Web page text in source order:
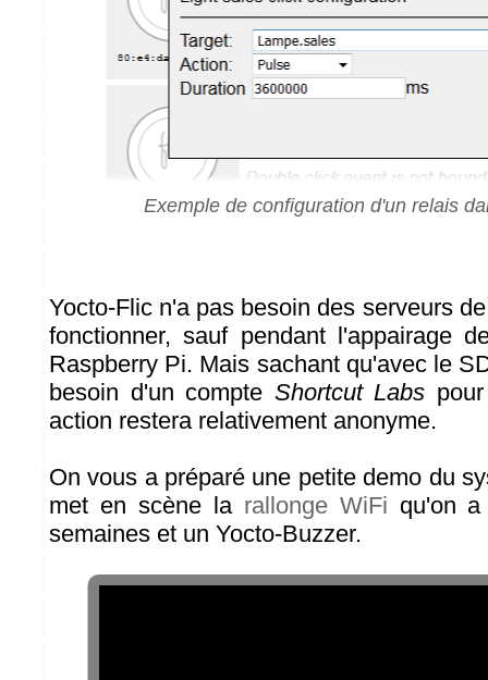
Exemple de configuration d'un relais
Yocto-Flic n'a pas besoin des serveurs
fonctionner, sauf pendant l'appairage
Raspberry Pi. Mais sachant qu'avec le
besoin d'un compte Shortcut Labs
action restera relativement anonyme.
On vous a préparé une petite demo du
met en scène la rallonge WiFi qu'on
semaines et un Yocto-Buzzer.